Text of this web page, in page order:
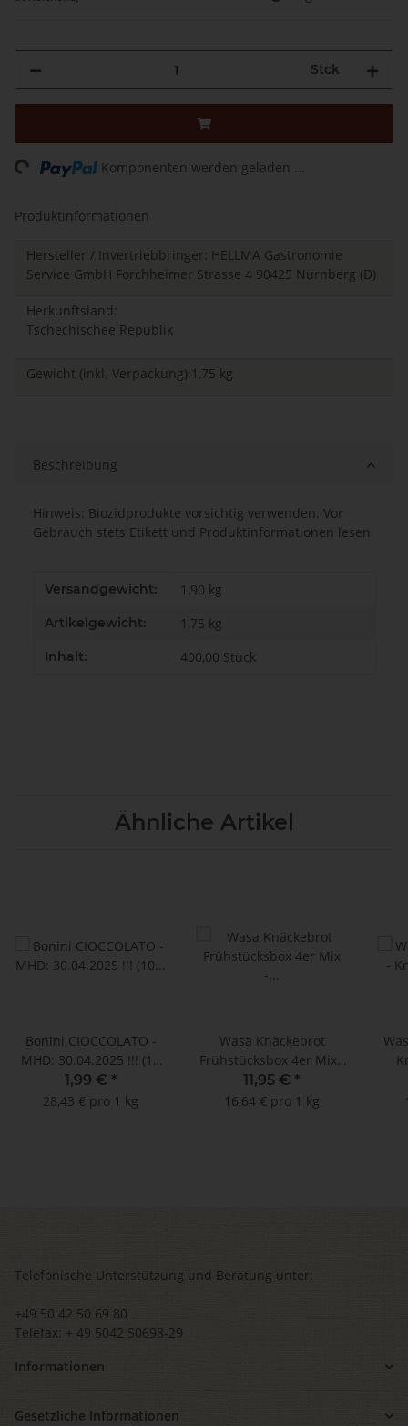
Stck
Loading... Komponenten werden geladen ...
Produktinformationen
Hersteller / Invertriebbringer: HELLMA Gastronomie
Service GmbH Forchheimer Strasse 4 90425 Nürnberg (D)
Herkunftsland:
Tschechischee Republik
Gewicht (inkl. Verpackung):1,75 kg
Beschreibung
Hinweis: Biozidprodukte vorsichtig verwenden. Vor
Gebrauch stets Etikett und Produktinformationen lesen.
Produkteigenschaft
Wert
Versandgewicht: 1,90 kg
Artikelgewicht: 1,75 kg
Inhalt: 400,00 Stück
Ähnliche Artikel
Bonini CIOCCOLATO -
MHD: 30.04.2025 !!! (10
Nespresso®*
kompatible Kapseln)
1,99 € *
28,43 € pro 1 kg
Wasa Knäckebrot
Frühstücksbox 4er Mix -
MHD: 31.01.2025 !! (40 x
2 Stück)
11,95 € *
16,64 € pro 1 kg
Telefonische Unterstützung und Beratung unter:
+49 50 42 50 69 80
Telefax: + 49 5042 50698-29
Informationen
Gesetzliche Informationen